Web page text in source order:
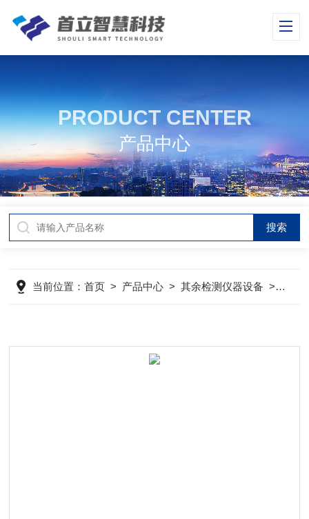
PRODUCT CENTER
产品中心
当前位置：首页 > 产品中心 >其余检测仪器设备 > 美国